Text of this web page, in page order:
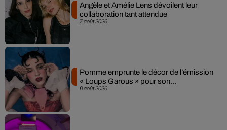
7 août 2026
Angèle et Amélie Lens dévoilent leur
collaboration tant attendue
6 août 2026
Pomme emprunte le décor de l’émission
« Loups Garous » pour son...